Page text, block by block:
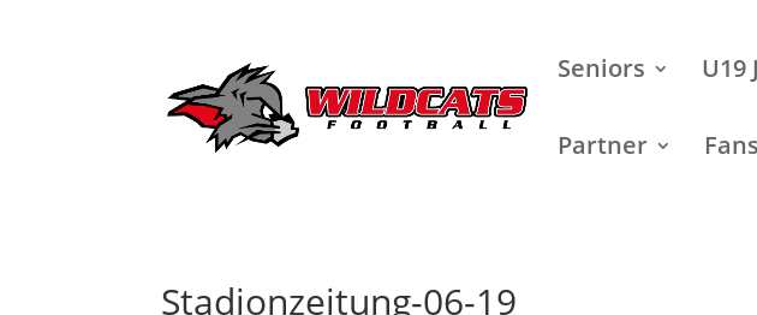
Seniors U19
Partner
Stadionzeitung-06-19